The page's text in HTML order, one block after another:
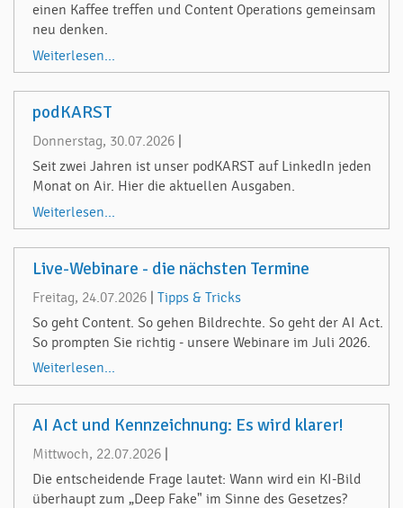
einen Kaffee treffen und Content Operations gemeinsam
neu denken.
Weiterlesen...
podKARST
Donnerstag, 30.07.2026
Seit zwei Jahren ist unser podKARST auf LinkedIn jeden
Monat on Air. Hier die aktuellen Ausgaben.
Weiterlesen...
Live-Webinare - die nächsten Termine
Freitag, 24.07.2026
Tipps & Tricks
So geht Content. So gehen Bildrechte. So geht der AI Act.
So prompten Sie richtig - unsere Webinare im Juli 2026.
Weiterlesen...
AI Act und Kennzeichnung: Es wird klarer!
Mittwoch, 22.07.2026
Die entscheidende Frage lautet: Wann wird ein KI-Bild
überhaupt zum „Deep Fake" im Sinne des Gesetzes?